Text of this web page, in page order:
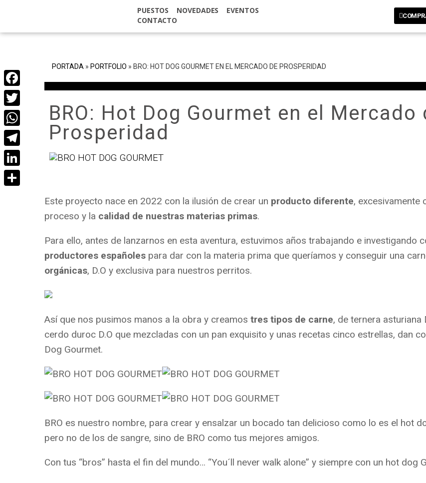
PUESTOS NOVEDADES
EVENTOS
CONTACTO
PORTADA » PORTFOLIO » BRO: HOT DOG GOURMET EN EL MERCADO DE PROSPERIDAD
BRO: Hot Dog Gourmet en el Mercado
Prosperidad
Este proyecto nace en 2022 con la ilusión de crear un producto diferente, excesivamente
proceso y la calidad de nuestras materias primas.
Para ello, antes de lanzarnos en esta aventura, estuvimos años trabajando e investigando
productores españolespara dar con la materia prima que queríamos y conseguir una
orgánicas, D.O y exclusiva para nuestros perritos.
Así que nos pusimos manos a la obra y creamos tres tipos de carne, de ternera asturiana
cerdo duroc D.O que mezcladas con un pan exquisito y unas recetas cinco estrellas, dan
Dog Gourmet.
BRO es nuestro nombre, para crear y ensalzar un bocado tan delicioso como lo es el hot
pero no de los de sangre, sino de BRO como tus mejores amigos.
Con tus “bros” hasta el fin del mundo… “You´ll never walk alone” y siempre con un hot dog
Facebook
Twitter
WhatsApp
Telegram
LinkedIn